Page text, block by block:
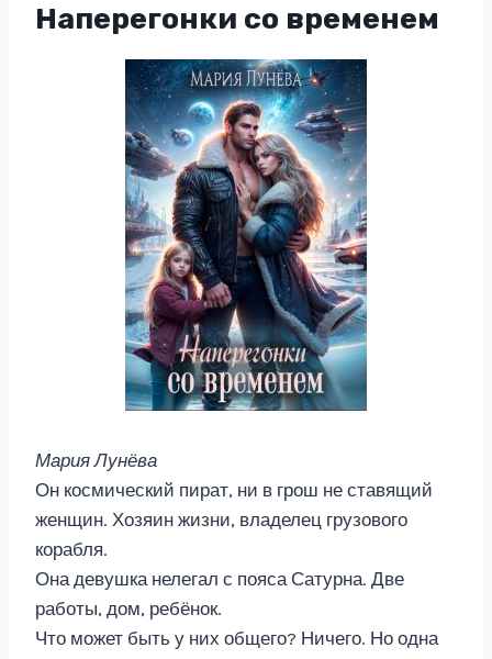
Наперегонки со временем
Мария Лунёва
Он космический пират, ни в грош не ставящий
женщин. Хозяин жизни, владелец грузового
корабля.
Она девушка нелегал с пояса Сатурна. Две
работы, дом, ребёнок.
Что может быть у них общего? Ничего. Но одна